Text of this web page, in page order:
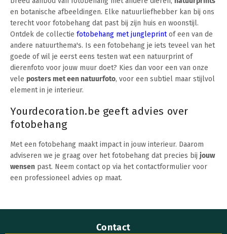
en botanische afbeeldingen. Elke natuurliefhebber kan bij ons
terecht voor fotobehang dat past bij zijn huis en woonstijl.
Ontdek de collectie fotobehang met jungleprintof een van de
andere natuurthema's. Is een fotobehang je iets teveel van het
goede of wil je eerst eens testen wat een natuurprint of
dierenfoto voor jouw muur doet? Kies dan voor een van onze
vele posters met een natuurfoto, voor een subtiel maar stijlvol
element in je interieur.
Yourdecoration.be geeft advies over
fotobehang
Met een fotobehang maakt impact in jouw interieur. Daarom
adviseren we je graag over het fotobehang dat precies bij jouw
wensen past. Neem contact op via het contactformulier voor
een professioneel advies op maat.
Contact